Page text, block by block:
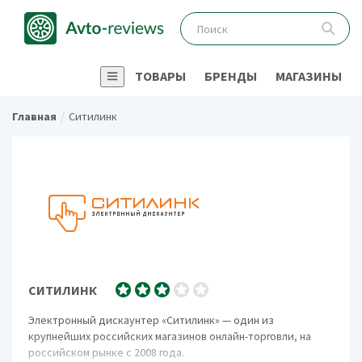
ТОВАРЫ БРЕНДЫ МАГАЗИНЫ
Главная Ситилинк
СИТИЛИНК
Электронный дискаунтер «Ситилинк» — один из
крупнейших российских магазинов онлайн-торговли, на
российском рынке с 2008 года.